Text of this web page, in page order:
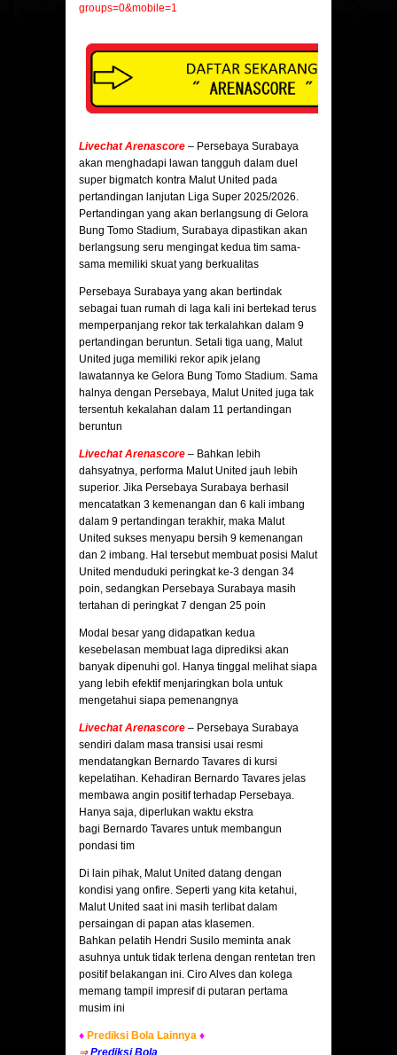
groups=0&mobile=1
Livechat Arenascore – Persebaya Surabaya
akan menghadapi lawan tangguh dalam duel
super bigmatch kontra Malut United pada
pertandingan lanjutan Liga Super 2025/2026.
Pertandingan yang akan berlangsung di Gelora
Bung Tomo Stadium, Surabaya dipastikan akan
berlangsung seru mengingat kedua tim sama-
sama memiliki skuat yang berkualitas
Persebaya Surabaya yang akan bertindak
sebagai tuan rumah di laga kali ini bertekad terus
memperpanjang rekor tak terkalahkan dalam 9
pertandingan beruntun. Setali tiga uang, Malut
United juga memiliki rekor apik jelang
lawatannya ke Gelora Bung Tomo Stadium. Sama
halnya dengan Persebaya, Malut United juga tak
tersentuh kekalahan dalam 11 pertandingan
beruntun
Livechat Arenascore – Bahkan lebih
dahsyatnya, performa Malut United jauh lebih
superior. Jika Persebaya Surabaya berhasil
mencatatkan 3 kemenangan dan 6 kali imbang
dalam 9 pertandingan terakhir, maka Malut
United sukses menyapu bersih 9 kemenangan
dan 2 imbang. Hal tersebut membuat posisi Malut
United menduduki peringkat ke-3 dengan 34
poin, sedangkan Persebaya Surabaya masih
tertahan di peringkat 7 dengan 25 poin
Modal besar yang didapatkan kedua
kesebelasan membuat laga diprediksi akan
banyak dipenuhi gol. Hanya tinggal melihat siapa
yang lebih efektif menjaringkan bola untuk
mengetahui siapa pemenangnya
Livechat Arenascore – Persebaya Surabaya
sendiri dalam masa transisi usai resmi
mendatangkan Bernardo Tavares di kursi
kepelatihan. Kehadiran Bernardo Tavares jelas
membawa angin positif terhadap Persebaya.
Hanya saja, diperlukan waktu ekstra
bagi Bernardo Tavares untuk membangun
pondasi tim
Di lain pihak, Malut United datang dengan
kondisi yang onfire. Seperti yang kita ketahui,
Malut United saat ini masih terlibat dalam
persaingan di papan atas klasemen.
Bahkan pelatih Hendri Susilo meminta anak
asuhnya untuk tidak terlena dengan rentetan tren
positif belakangan ini. Ciro Alves dan kolega
memang tampil impresif di putaran pertama
musim ini
♦ Prediksi Bola Lainnya ♦
⇒ Prediksi Bola